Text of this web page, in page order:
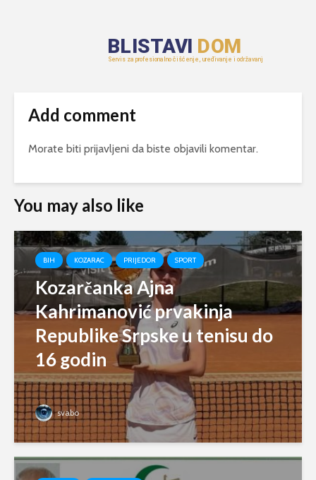
Add comment
Morate biti prijavljeni da biste objavili komentar.
You may also like
BIH KOZARAC PRIJEDOR SPORT
Kozarčanka Ajna
Kahrimanović prvakinja
Republike Srpske u tenisu do
16 godin
svabo